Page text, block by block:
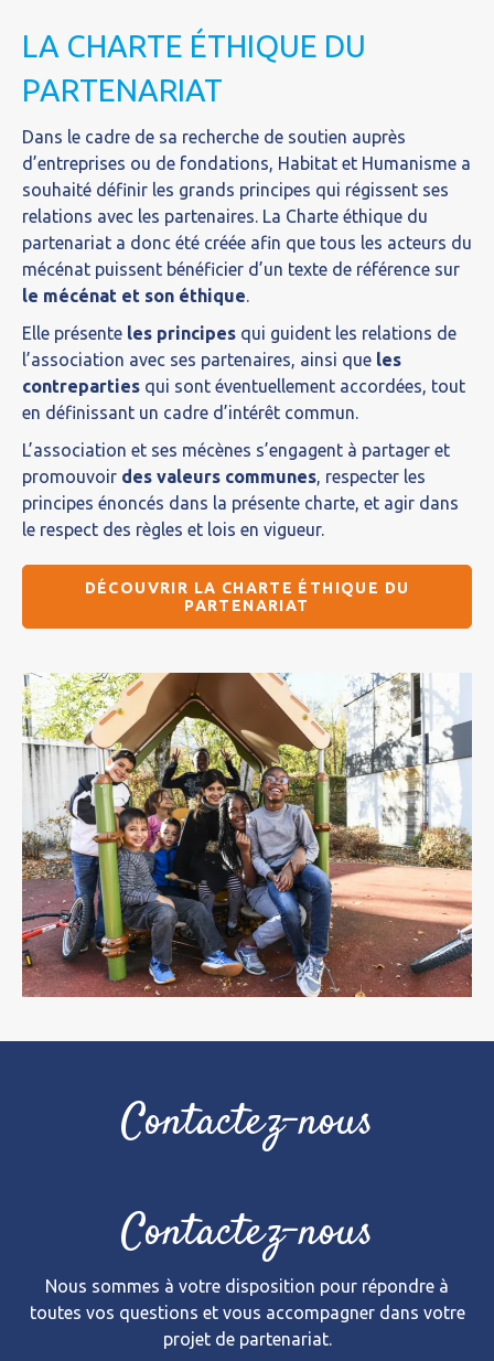
LA CHARTE ÉTHIQUE DU
PARTENARIAT
Dans le cadre de sa recherche de soutien auprès
d’entreprises ou de fondations, Habitat et Humanisme a
souhaité définir les grands principes qui régissent ses
relations avec les partenaires. La Charte éthique du
partenariat a donc été créée afin que tous les acteurs du
mécénat puissent bénéficier d’un texte de référence sur
le mécénat et son éthique.
Elle présente les principes qui guident les relations de
l’association avec ses partenaires, ainsi que les
contreparties qui sont éventuellement accordées, tout
en définissant un cadre d’intérêt commun.
L’association et ses mécènes s’engagent à partager et
promouvoir des valeurs communes, respecter les
principes énoncés dans la présente charte, et agir dans
le respect des règles et lois en vigueur.
DÉCOUVRIR LA CHARTE ÉTHIQUE DU
PARTENARIAT
Contactez-nous
Contactez-nous
Nous sommes à votre disposition pour répondre à
toutes vos questions et vous accompagner dans votre
projet de partenariat.